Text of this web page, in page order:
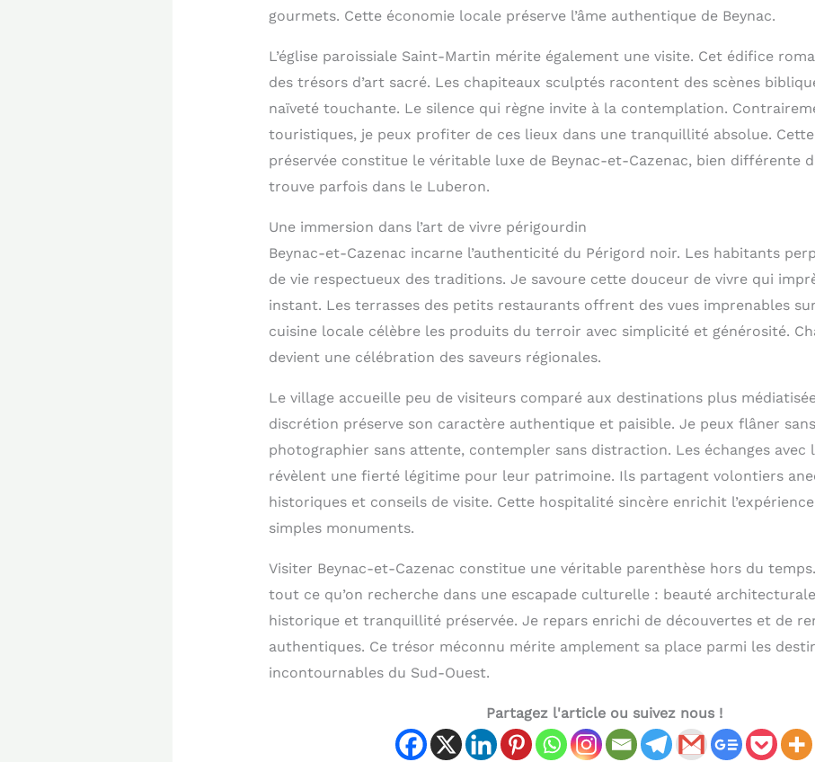
gourmets. Cette économie locale préserve l’âme authentique de Beynac.
L’église paroissiale Saint-Martin mérite également une visite. Cet édifice
des trésors d’art sacré. Les chapiteaux sculptés racontent des scènes
naïveté touchante. Le silence qui règne invite à la contemplation.
touristiques, je peux profiter de ces lieux dans une tranquillité absolue.
préservée constitue le véritable luxe de Beynac-et-Cazenac, bien différente
trouve parfois dans le Luberon.
Une immersion dans l’art de vivre périgourdin
Beynac-et-Cazenac incarne l’authenticité du Périgord noir. Les habitants
de vie respectueux des traditions. Je savoure cette douceur de vivre qui
instant. Les terrasses des petits restaurants offrent des vues imprenables
cuisine locale célèbre les produits du terroir avec simplicité et générosité.
devient une célébration des saveurs régionales.
Le village accueille peu de visiteurs comparé aux destinations plus
discrétion préserve son caractère authentique et paisible. Je peux flâner
photographier sans attente, contempler sans distraction. Les échanges avec
révèlent une fierté légitime pour leur patrimoine. Ils partagent volontiers
historiques et conseils de visite. Cette hospitalité sincère enrichit
simples monuments.
Visiter Beynac-et-Cazenac constitue une véritable parenthèse hors du
tout ce qu’on recherche dans une escapade culturelle : beauté
historique et tranquillité préservée. Je repars enrichi de découvertes et de
authentiques. Ce trésor méconnu mérite amplement sa place parmi les
incontournables du Sud-Ouest.
Partagez l'article ou suivez nous !